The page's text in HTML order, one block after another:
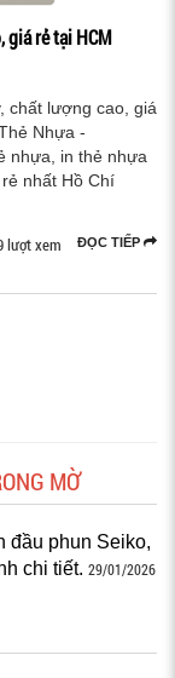
giá rẻ tại HCM
chất lượng cao, giá
Nhựa -
nhựa, in thẻ nhựa
nhất Hồ Chí
ĐỌC TIẾP
lượt xem
MỜ
đầu phun Seiko,
chi tiết. 29/01/2026